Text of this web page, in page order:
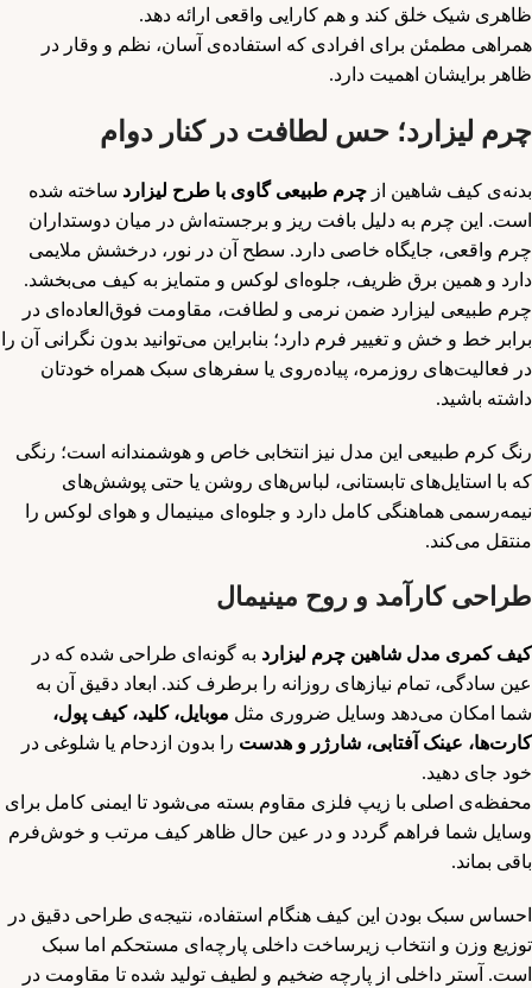
ظاهری شیک خلق کند و هم کارایی واقعی ارائه دهد.
همراهی مطمئن برای افرادی که استفاده‌ی آسان، نظم و وقار در
ظاهر برایشان اهمیت دارد.
چرم لیزارد؛ حس لطافت در کنار دوام
بدنه‌ی کیف شاهین از چرم طبیعی گاوی با طرح لیزارد ساخته شده
است. این چرم به دلیل بافت ریز و برجسته‌اش در میان دوستداران
چرم واقعی، جایگاه خاصی دارد. سطح آن در نور، درخشش ملایمی
دارد و همین برق ظریف، جلوه‌ای لوکس و متمایز به کیف می‌بخشد.
چرم طبیعی لیزارد ضمن نرمی و لطافت، مقاومت فوق‌العاده‌ای در
برابر خط و خش و تغییر فرم دارد؛ بنابراین می‌توانید بدون نگرانی آن را
در فعالیت‌های روزمره، پیاده‌روی یا سفرهای سبک همراه خودتان
داشته باشید.
رنگ کرم طبیعی این مدل نیز انتخابی خاص و هوشمندانه است؛ رنگی
که با استایل‌های تابستانی، لباس‌های روشن یا حتی پوشش‌های
نیمه‌رسمی هماهنگی کامل دارد و جلوه‌ای مینیمال و هوای لوکس را
منتقل می‌کند.
طراحی کارآمد و روح مینیمال
کیف کمری مدل شاهین چرم لیزارد به گونه‌ای طراحی شده که در
عین سادگی، تمام نیازهای روزانه را برطرف کند. ابعاد دقیق آن به
شما امکان می‌دهد وسایل ضروری مثل موبایل، کلید، کیف پول،
کارت‌ها، عینک آفتابی، شارژر و هدست را بدون ازدحام یا شلوغی در
خود جای دهید.
محفظه‌ی اصلی با زیپ فلزی مقاوم بسته می‌شود تا ایمنی کامل برای
وسایل شما فراهم گردد و در عین حال ظاهر کیف مرتب و خوش‌فرم
باقی بماند.
احساس سبک بودن این کیف هنگام استفاده، نتیجه‌ی طراحی دقیق در
توزیع وزن و انتخاب زیرساخت داخلی پارچه‌ای مستحکم اما سبک
است. آستر داخلی از پارچه ضخیم و لطیف تولید شده تا مقاومت در